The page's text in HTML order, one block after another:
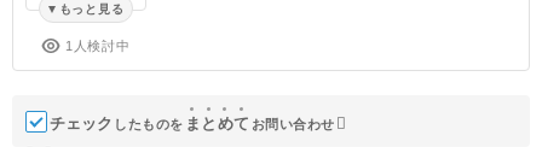
もっと見る
1人検討中
チェック したものを ま と めて お問い合わせ